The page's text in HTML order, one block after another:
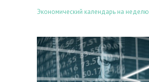
Экономический календарь на неделю